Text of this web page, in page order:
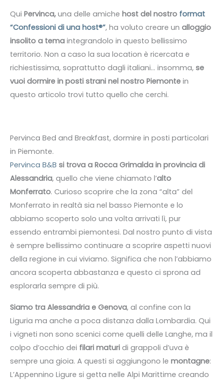
Qui Pervinca, una delle amiche host del nostro format
“Confessioni di una host®”, ha voluto creare un alloggio
insolito a tema integrandolo in questo bellissimo
territorio. Non a caso la sua location è ricercata e
richiestissima, soprattutto dagli italiani… insomma, se
vuoi dormire in posti strani nel nostro Piemonte in
questo articolo trovi tutto quello che cerchi.
Pervinca Bed and Breakfast, dormire in posti particolari
in Piemonte.
Pervinca B&B si trova a Rocca Grimalda in provincia di
Alessandria, quello che viene chiamato l’alto
Monferrato. Curioso scoprire che la zona “alta” del
Monferrato in realtà sia nel basso Piemonte e lo
abbiamo scoperto solo una volta arrivati lì, pur
essendo entrambi piemontesi. Dal nostro punto di vista
è sempre bellissimo continuare a scoprire aspetti nuovi
della regione in cui viviamo. Significa che non l’abbiamo
ancora scoperta abbastanza e questo ci sprona ad
esplorarla sempre di più.
Siamo tra Alessandria e Genova, al confine con la
Liguria ma anche a poca distanza dalla Lombardia. Qui
i vigneti non sono scenici come quelli delle Langhe, ma il
colpo d’occhio dei filari maturi di grappoli d’uva è
sempre una gioia. A questi si aggiungono le montagne:
L’Appennino Ligure si getta nelle Alpi Marittime creando